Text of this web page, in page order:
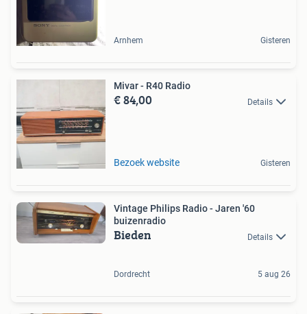
Arnhem Gisteren
Mivar - R40 Radio
€ 84,00 Details
Bezoek website Gisteren
Vintage Philips Radio - Jaren '60
buizenradio
Bieden Details
Dordrecht 5 aug 26